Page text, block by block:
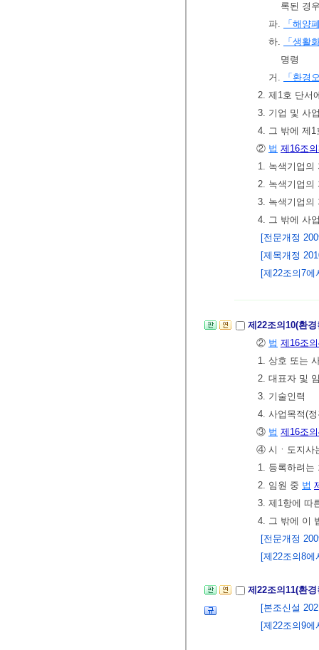
록된 경
파.
「해양
하.
「생활
명령
거.
「환경
2. 제1호 단서
3. 기업 및 사
4. 그 밖에 제
② 법 제16조
1. 녹색기업의
2. 녹색기업의
3. 녹색기업의
4. 그 밖에 사
[전문개정
[제목개정
[제22조의7
제22조의10(환
② 법 제16조
1. 상호 또는
2. 대표자 및
3. 기술인력
4. 사업목적(
③ 법 제16조
④ 시ㆍ도지사
1. 등록하려
2. 임원 중 법
3. 제1항에 따
4. 그 밖에 이
[전문개정
[제22조의8
제22조의11(환
[본조신설
[제22조의9